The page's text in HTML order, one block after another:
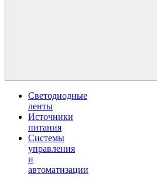
Светодиодные
ленты
Источники
питания
Системы
управления
и
автоматизации